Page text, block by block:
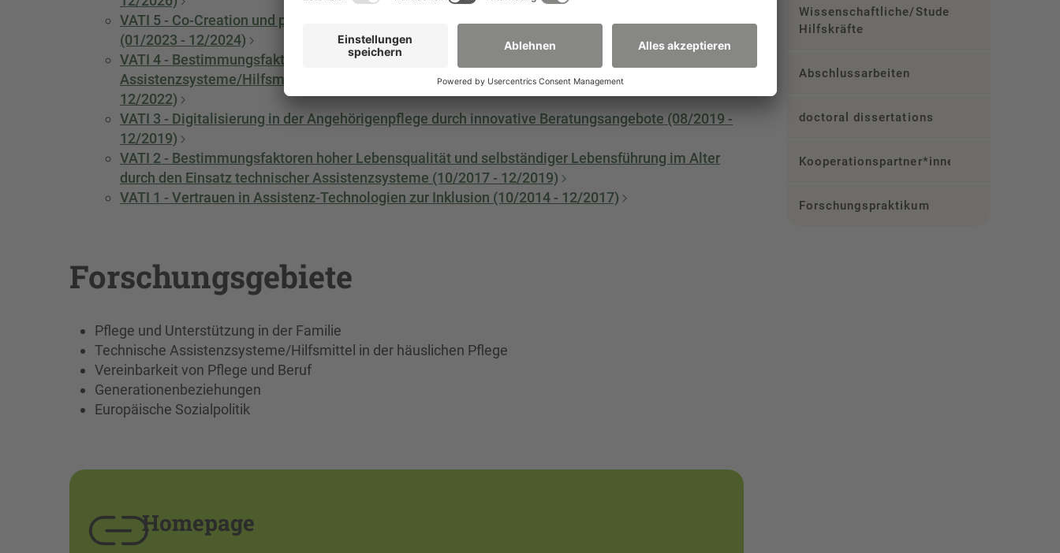
VATI 5 - Co-Creation und partizipative Entwicklung von Gesundheits- und Assistenztechnologien
(01/2023 - 12/2024)
VATI 4 - Bestimmungsfaktoren der erfolgreichen Integration digitaler
Assistenzsysteme/Hilfsmittel in die Unterstützungsnetzwerke älterer Menschen (01/2020 -
12/2022)
VATI 3 - Digitalisierung in der Angehörigenpflege durch innovative Beratungsangebote (08/2019 -
12/2019)
VATI 2 - Bestimmungsfaktoren hoher Lebensqualität und selbständiger Lebensführung im Alter
durch den Einsatz technischer Assistenzsysteme (10/2017 - 12/2019)
VATI 1 - Vertrauen in Assistenz-Technologien zur Inklusion (10/2014 - 12/2017)
Forschungsgebiete
Pflege und Unterstützung in der Familie
Technische Assistenzsysteme/Hilfsmittel in der häuslichen Pflege
Vereinbarkeit von Pflege und Beruf
Generationenbeziehungen
Europäische Sozialpolitik
Homepage
Wissenschaftliche/Studentische
Hilfskräfte
Abschlussarbeiten
doctoral dissertations
Kooperationspartner*innen
Forschungspraktikum